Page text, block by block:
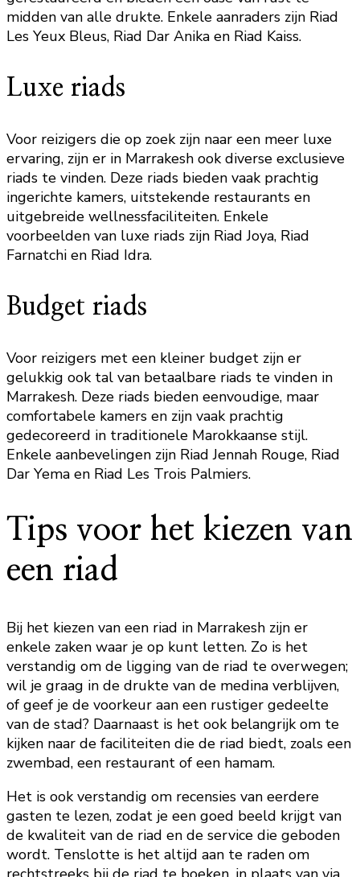
midden van alle drukte. Enkele aanraders zijn Riad
Les Yeux Bleus, Riad Dar Anika en Riad Kaiss.
Luxe riads
Voor reizigers die op zoek zijn naar een meer luxe
ervaring, zijn er in Marrakesh ook diverse exclusieve
riads te vinden. Deze riads bieden vaak prachtig
ingerichte kamers, uitstekende restaurants en
uitgebreide wellnessfaciliteiten. Enkele
voorbeelden van luxe riads zijn Riad Joya, Riad
Farnatchi en Riad Idra.
Budget riads
Voor reizigers met een kleiner budget zijn er
gelukkig ook tal van betaalbare riads te vinden in
Marrakesh. Deze riads bieden eenvoudige, maar
comfortabele kamers en zijn vaak prachtig
gedecoreerd in traditionele Marokkaanse stijl.
Enkele aanbevelingen zijn Riad Jennah Rouge, Riad
Dar Yema en Riad Les Trois Palmiers.
Tips voor het kiezen van
een riad
Bij het kiezen van een riad in Marrakesh zijn er
enkele zaken waar je op kunt letten. Zo is het
verstandig om de ligging van de riad te overwegen;
wil je graag in de drukte van de medina verblijven,
of geef je de voorkeur aan een rustiger gedeelte
van de stad? Daarnaast is het ook belangrijk om te
kijken naar de faciliteiten die de riad biedt, zoals een
zwembad, een restaurant of een hamam.
Het is ook verstandig om recensies van eerdere
gasten te lezen, zodat je een goed beeld krijgt van
de kwaliteit van de riad en de service die geboden
wordt. Tenslotte is het altijd aan te raden om